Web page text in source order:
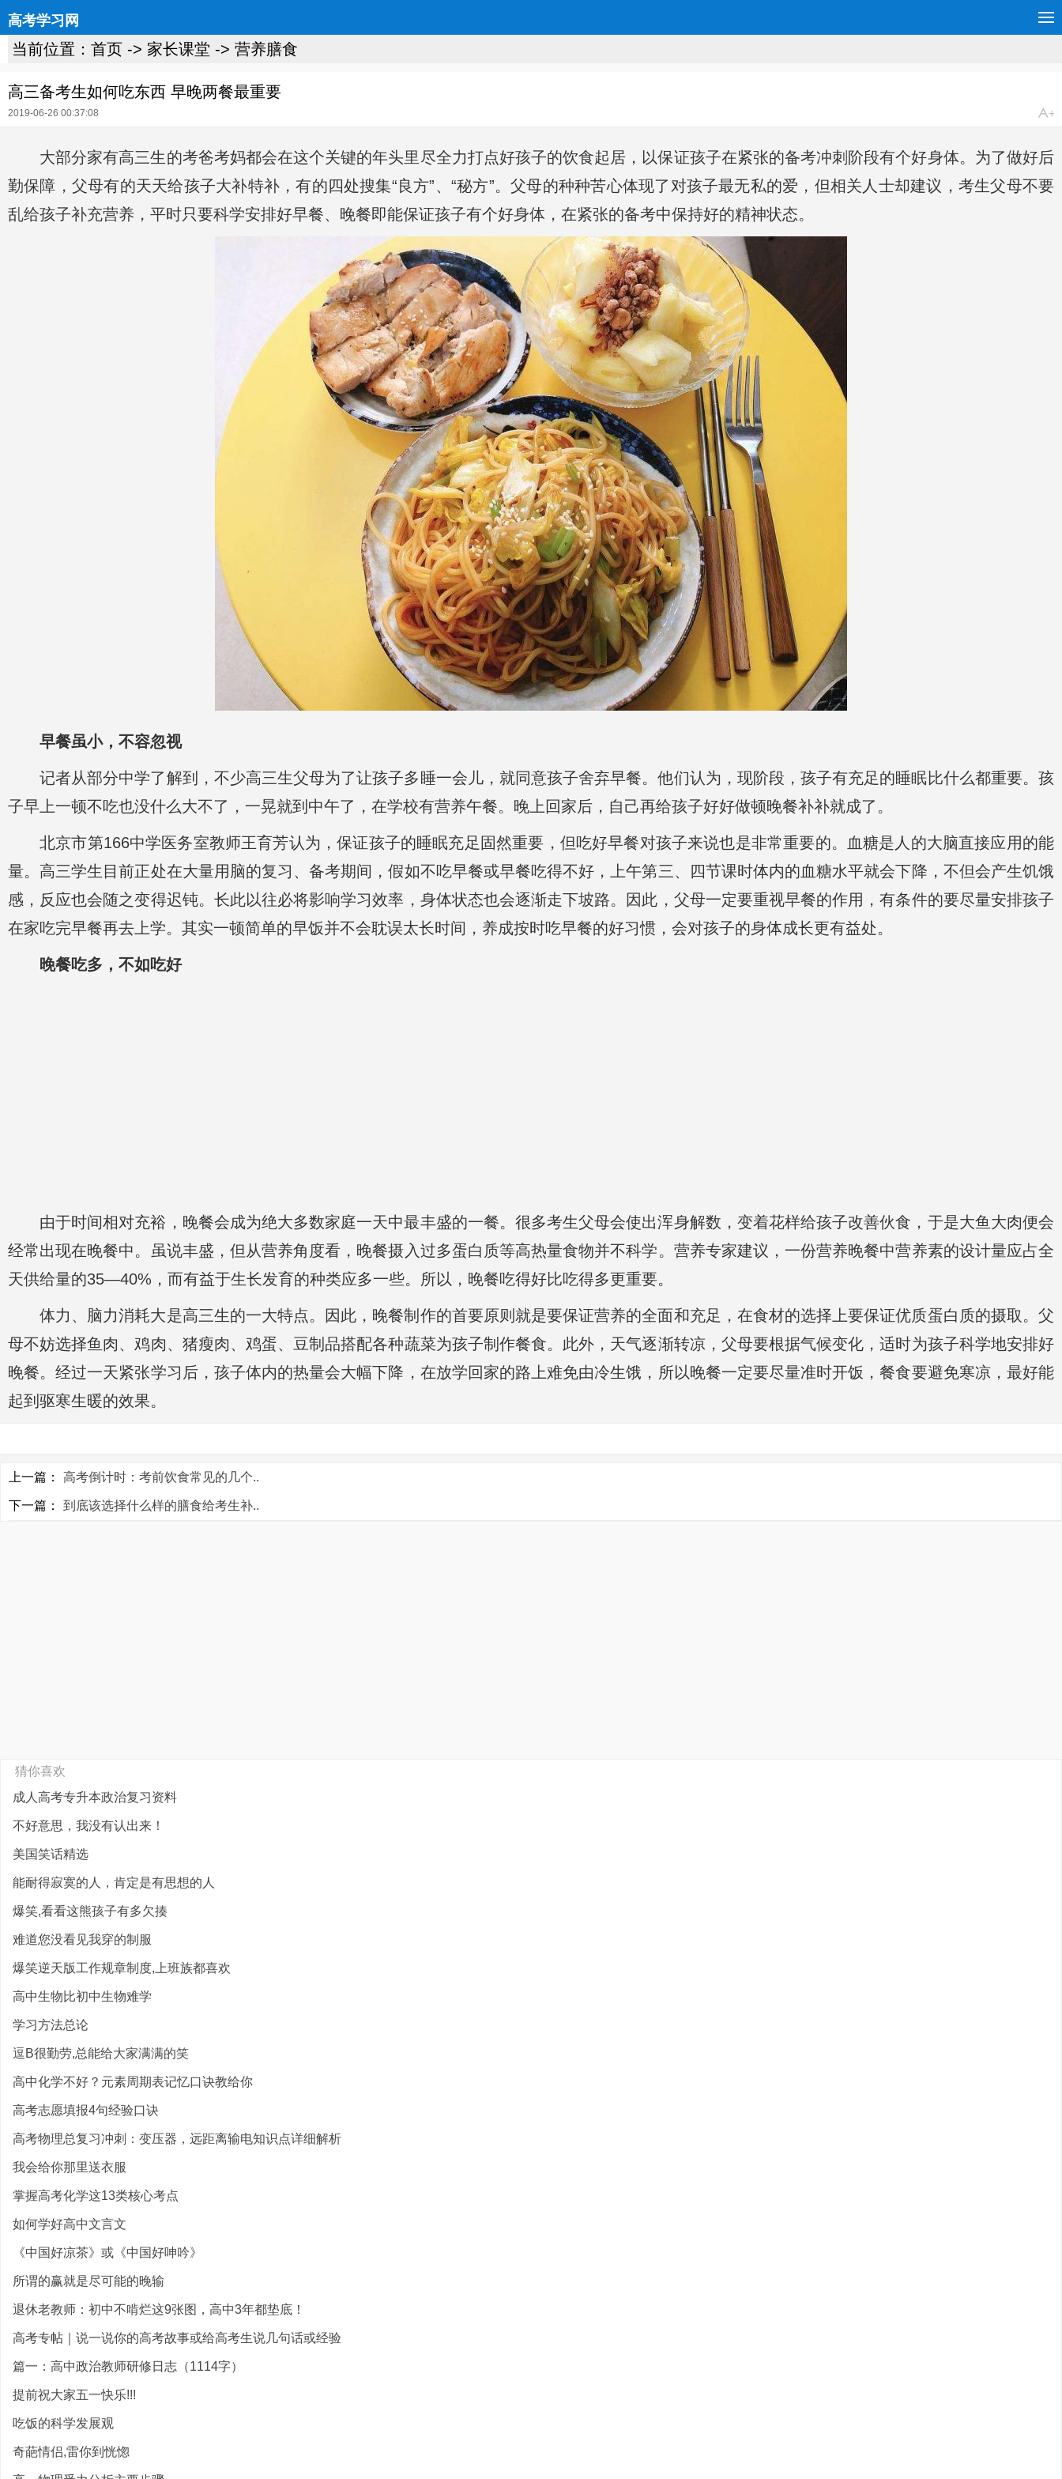
高考学习网
当前位置： 首页 -> 家长课堂 -> 营养膳食
高三备考生如何吃东西 早晚两餐最重要
2019-06-26 00:37:08
大部分家有高三生的考爸考妈都会在这个关键的年头里尽全力打点好孩子的饮食起居，以保证孩子在紧张的备考冲刺阶段有个好身体。为了做好后
勤保障，父母有的天天给孩子大补特补，有的四处搜集“良方”、“秘方”。父母的种种苦心体现了对孩子最无私的爱，但相关人士却建议，考生父母不要
乱给孩子补充营养，平时只要科学安排好早餐、晚餐即能保证孩子有个好身体，在紧张的备考中保持好的精神状态。
早餐虽小，不容忽视
记者从部分中学了解到，不少高三生父母为了让孩子多睡一会儿，就同意孩子舍弃早餐。他们认为，现阶段，孩子有充足的睡眠比什么都重要。孩
子早上一顿不吃也没什么大不了，一晃就到中午了，在学校有营养午餐。晚上回家后，自己再给孩子好好做顿晚餐补补就成了。
北京市第166中学医务室教师王育芳认为，保证孩子的睡眠充足固然重要，但吃好早餐对孩子来说也是非常重要的。血糖是人的大脑直接应用的能
量。高三学生目前正处在大量用脑的复习、备考期间，假如不吃早餐或早餐吃得不好，上午第三、四节课时体内的血糖水平就会下降，不但会产生饥饿
感，反应也会随之变得迟钝。长此以往必将影响学习效率，身体状态也会逐渐走下坡路。因此，父母一定要重视早餐的作用，有条件的要尽量安排孩子
在家吃完早餐再去上学。其实一顿简单的早饭并不会耽误太长时间，养成按时吃早餐的好习惯，会对孩子的身体成长更有益处。
晚餐吃多，不如吃好
由于时间相对充裕，晚餐会成为绝大多数家庭一天中最丰盛的一餐。很多考生父母会使出浑身解数，变着花样给孩子改善伙食，于是大鱼大肉便会
经常出现在晚餐中。虽说丰盛，但从营养角度看，晚餐摄入过多蛋白质等高热量食物并不科学。营养专家建议，一份营养晚餐中营养素的设计量应占全
天供给量的35—40%，而有益于生长发育的种类应多一些。所以，晚餐吃得好比吃得多更重要。
体力、脑力消耗大是高三生的一大特点。因此，晚餐制作的首要原则就是要保证营养的全面和充足，在食材的选择上要保证优质蛋白质的摄取。父
母不妨选择鱼肉、鸡肉、猪瘦肉、鸡蛋、豆制品搭配各种蔬菜为孩子制作餐食。此外，天气逐渐转凉，父母要根据气候变化，适时为孩子科学地安排好
晚餐。经过一天紧张学习后，孩子体内的热量会大幅下降，在放学回家的路上难免由冷生饿，所以晚餐一定要尽量准时开饭，餐食要避免寒凉，最好能
起到驱寒生暖的效果。
上一篇： 高考倒计时：考前饮食常见的几个..
下一篇： 到底该选择什么样的膳食给考生补..
猜你喜欢
成人高考专升本政治复习资料
不好意思，我没有认出来！
美国笑话精选
能耐得寂寞的人，肯定是有思想的人
爆笑,看看这熊孩子有多欠揍
难道您没看见我穿的制服
爆笑逆天版工作规章制度,上班族都喜欢
高中生物比初中生物难学
学习方法总论
逗B很勤劳,总能给大家满满的笑
高中化学不好？元素周期表记忆口诀教给你
高考志愿填报4句经验口诀
高考物理总复习冲刺：变压器，远距离输电知识点详细解析
我会给你那里送衣服
掌握高考化学这13类核心考点
如何学好高中文言文
《中国好凉茶》或《中国好呻吟》
所谓的赢就是尽可能的晚输
退休老教师：初中不啃烂这9张图，高中3年都垫底！
高考专帖｜说一说你的高考故事或给高考生说几句话或经验
篇一：高中政治教师研修日志（1114字）
提前祝大家五一快乐!!!
吃饭的科学发展观
奇葩情侣,雷你到恍惚